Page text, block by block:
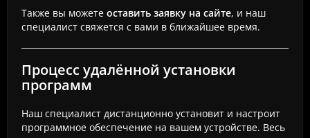
Также вы можете оставить заявку на сайте, и наш
специалист свяжется с вами в ближайшее время.
Процесс удалённой установки
программ
Наш специалист дистанционно установит и настроит
программное обеспечение на вашем устройстве. Весь